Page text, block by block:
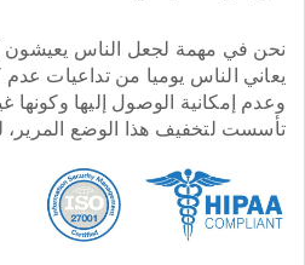
نحن في مهمة لجعل الناس يعيشون
يعاني الناس يوميا من تداعيات عدم
وعدم إمكانية الوصول إليها
تأسست لتخفيف هذا الوضع المرير،